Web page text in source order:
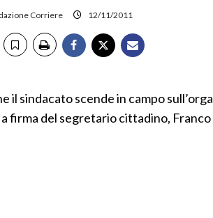
Corriere 12/11/2011
il sindacato scende in campo
firma del segretario cittadino,